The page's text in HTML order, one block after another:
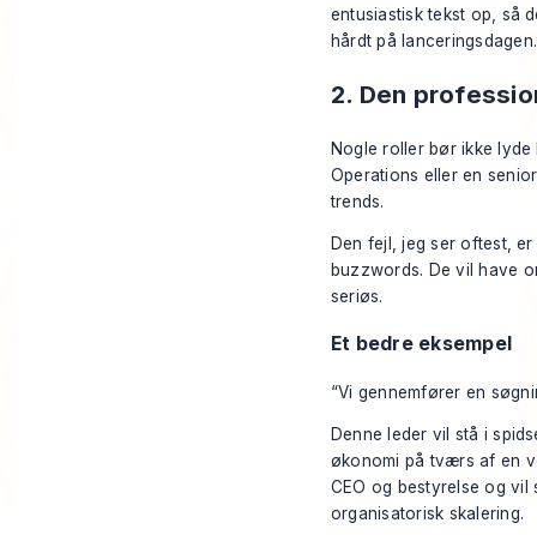
entusiastisk tekst op, så
hårdt på lanceringsdagen.
2. Den
Nogle roller bør ikke
Operations eller en
trends.
Den fejl, jeg ser oftest,
buzzwords. De vil have
seriøs.
Et bedre eksempel
“Vi gennemfører en
Denne leder vil stå i
økonomi på tværs af en
CEO og bestyrelse og
organisatorisk skalering.